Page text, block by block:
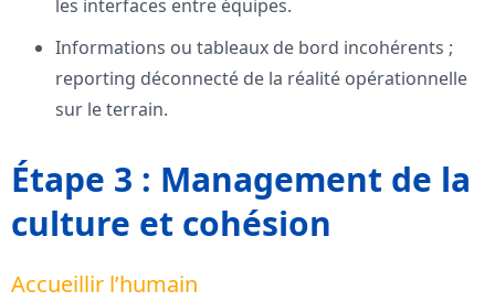
les interfaces entre équipes.
Informations ou tableaux de bord incohérents ;
reporting déconnecté de la réalité opérationnelle
sur le terrain.
Étape 3 : Management de la
culture et cohésion
Accueillir l’humain